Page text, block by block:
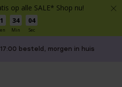
op alle SALE* Shop nu!
34
Min
04
Sec
besteld, morgen in huis